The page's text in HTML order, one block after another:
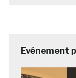
Evénement